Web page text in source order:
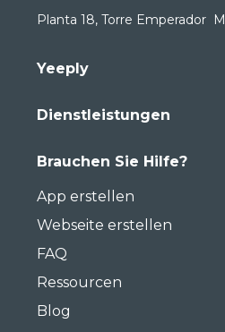
Planta 18, Torre Emperador
Yeeply
Dienstleistungen
Brauchen Sie Hilfe?
App erstellen
Webseite erstellen
FAQ
Ressourcen
Blog